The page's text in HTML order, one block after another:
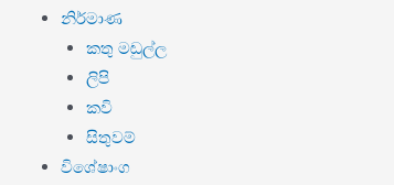
නිර්මාණ
කතු මඬුල්ල
ලිපි
කවි
සිතුවම්
විශේෂාංග